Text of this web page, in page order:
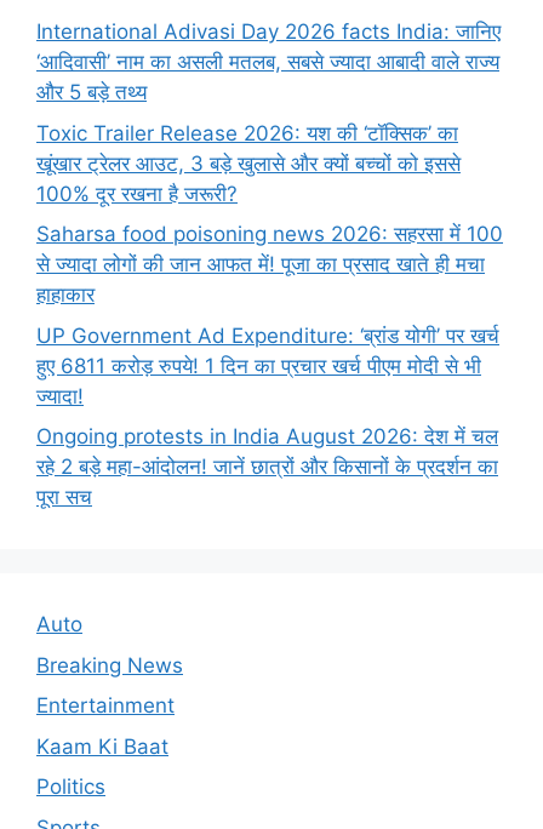
International Adivasi Day 2026 facts India: जानिए
‘आदिवासी’ नाम का असली मतलब, सबसे ज्यादा आबादी वाले राज्य
और 5 बड़े तथ्य
Toxic Trailer Release 2026: यश की ‘टॉक्सिक’ का
खूंखार ट्रेलर आउट, 3 बड़े खुलासे और क्यों बच्चों को इससे
100% दूर रखना है जरूरी?
Saharsa food poisoning news 2026: सहरसा में 100
से ज्यादा लोगों की जान आफत में! पूजा का प्रसाद खाते ही मचा
हाहाकार
UP Government Ad Expenditure: ‘ब्रांड योगी’ पर खर्च
हुए 6811 करोड़ रुपये! 1 दिन का प्रचार खर्च पीएम मोदी से भी
ज्यादा!
Ongoing protests in India August 2026: देश में चल
रहे 2 बड़े महा-आंदोलन! जानें छात्रों और किसानों के प्रदर्शन का
पूरा सच
Auto
Breaking News
Entertainment
Kaam Ki Baat
Politics